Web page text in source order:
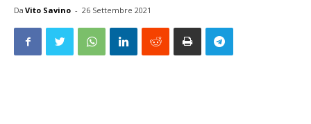
Da Vito Savino - 26 Settembre 2021